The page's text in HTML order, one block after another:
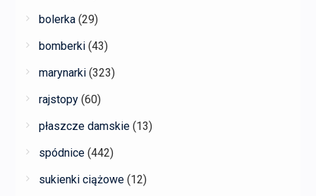
bolerka (29)
bomberki (43)
marynarki (323)
rajstopy (60)
płaszcze damskie (13)
spódnice (442)
sukienki ciążowe (12)